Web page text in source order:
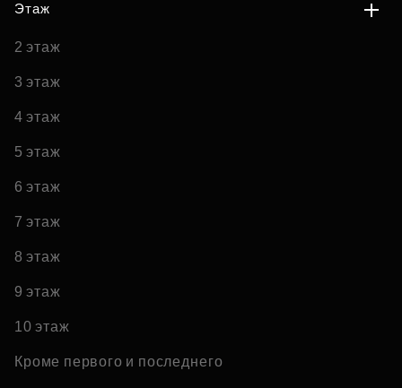
Этаж
2 этаж
3 этаж
4 этаж
5 этаж
6 этаж
7 этаж
8 этаж
9 этаж
10 этаж
Кроме первого и последнего